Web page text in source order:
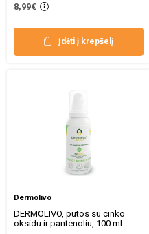
8,99€
Įdėti į krepšelį
Dermolivo
DERMOLIVO, putos su cinko
oksidu ir pantenoliu, 100 ml